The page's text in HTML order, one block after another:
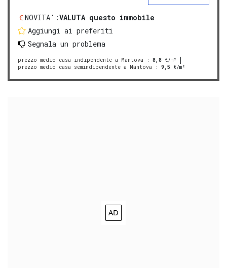
NOVITA':VALUTA questo immobile
Aggiungi ai preferiti
Segnala un problema
prezzo medio casa indipendente a Mantova : 8,8 €/m²
prezzo medio casa semindipendente a Mantova : 9,5 €/m²